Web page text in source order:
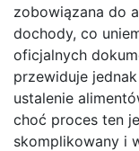
zobowiązana do
dochody, co
oficjalnych
przewiduje
ustalenie
choć proces ten
skomplikowany i